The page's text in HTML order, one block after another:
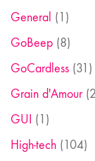
General (1)
GoBeep (8)
GoCardless (31)
Grain d'Amour
GUI (1)
High-tech (104)